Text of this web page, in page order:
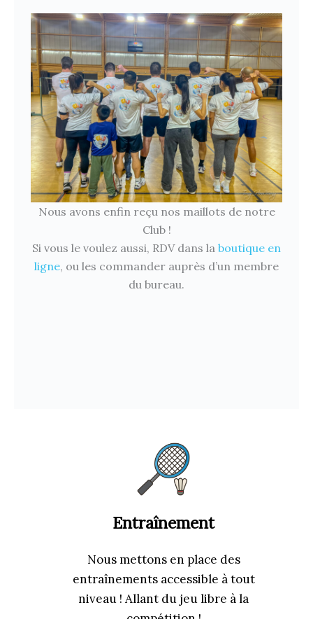
Nous avons enfin reçu nos maillots de notre
Club !
Si vous le voulez aussi, RDV dans la boutique en
ligne, ou les commander auprès d’un membre
du bureau.
Entraînement
Nous mettons en place des
entraînements accessible à tout
niveau ! Allant du jeu libre à la